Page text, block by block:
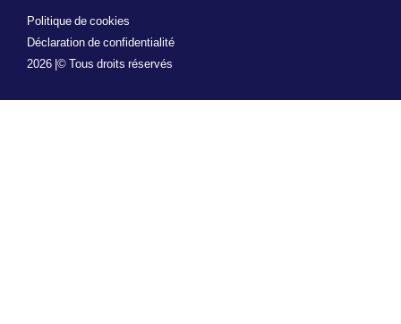
2026 |© Tous droits réservés
Politique de cookies
Déclaration de confidentialité